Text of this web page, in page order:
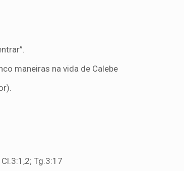
maneiras na vida de Calebe
.
Tg.3:17